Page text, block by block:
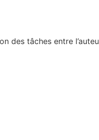
des tâches entre